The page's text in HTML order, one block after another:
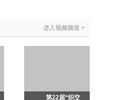
进入视频频道 >
第22届“织交